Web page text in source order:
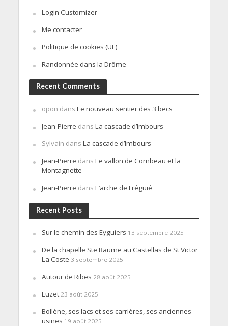
Login Customizer
Me contacter
Politique de cookies (UE)
Randonnée dans la Drôme
Recent Comments
opon dans Le nouveau sentier des 3 becs
Jean-Pierre dans La cascade d’Imbours
Sylvain dans La cascade d’Imbours
Jean-Pierre dans Le vallon de Combeau et la
Montagnette
Jean-Pierre dans L’arche de Fréguié
Recent Posts
Sur le chemin des Eyguiers 13 septembre 2025
De la chapelle Ste Baume au Castellas de St Victor
La Coste 3 septembre 2025
Autour de Ribes 28 août 2025
Luzet 23 août 2025
Bollène, ses lacs et ses carrières, ses anciennes
usines 19 août 2025